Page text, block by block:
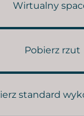
Wirtualny
Pobierz rzut
standard